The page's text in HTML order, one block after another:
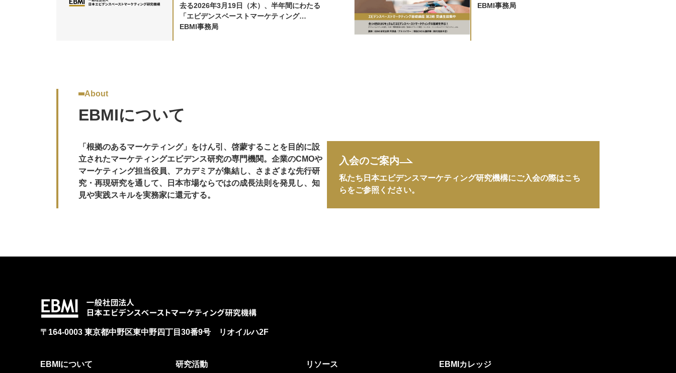
去る2026年3月19日（木）、半年間にわたる
「エビデンスベーストマーケティング
（EBM）基礎講座コース」の全…
EBMI事務局
EBMI事務局
About
EBMIについて
「根拠のあるマーケティング」をけん引、啓蒙することを目的に設
立されたマーケティングエビデンス研究の専門機関。企業のCMOや
マーケティング担当役員、アカデミアが集結し、さまざまな先行研
究・再現研究を通して、日本市場ならではの成長法則を発見し、知
見や実践スキルを実務家に還元する。
入会のご案内
私たち日本エビデンスマーケティング研究機構にご入会の際はこち
らをご参照ください。
〒164-0003 東京都中野区東中野四丁目30番9号 リオイルハ2F
EBMIについて 研究活動 リソース EBMIカレッジ